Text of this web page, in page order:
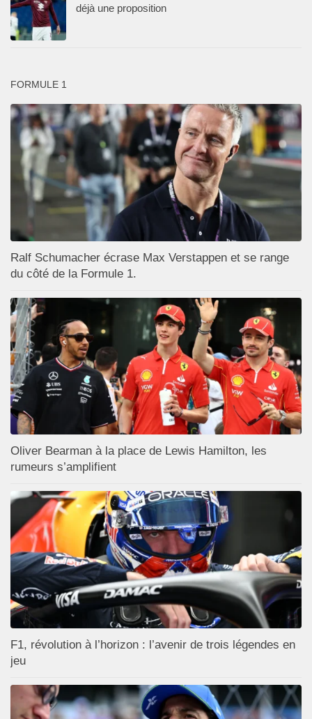
déjà une proposition
FORMULE 1
Ralf Schumacher écrase Max Verstappen et se range
du côté de la Formule 1.
Oliver Bearman à la place de Lewis Hamilton, les
rumeurs s’amplifient
F1, révolution à l’horizon : l’avenir de trois légendes en
jeu